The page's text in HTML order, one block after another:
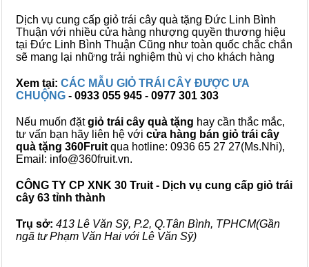
Dịch vụ cung cấp giỏ trái cây quà tặng Đức Linh Bình
Thuận với nhiều cửa hàng nhượng quyền thương hiệu
tại Đức Linh Bình Thuận Cũng như toàn quốc chắc chắn
sẽ mang lại những trải nghiệm thù vị cho khách hàng
Xem tại: CÁC MẪU GIỎ TRÁI CÂY ĐƯỢC ƯA
CHUỘNG - 0933 055 945 - 0977 301 303
Nếu muốn đặtgiỏ trái cây quà tặng hay cần thắc mắc,
tư vấn bạn hãy liên hệ với cửa hàng bán giỏ trái cây
quà tặng 360Fruit qua hotline: 0936 65 27 27(Ms.Nhi),
Email: info@360fruit.vn.
CÔNG TY CP XNK 30 Truit - Dịch vụ cung cấp giỏ trái
cây 63 tỉnh thành
Trụ sở: 413 Lê Văn Sỹ, P.2, Q.Tân Bình, TPHCM(Gần
ngã tư Phạm Văn Hai với Lê Văn Sỹ)